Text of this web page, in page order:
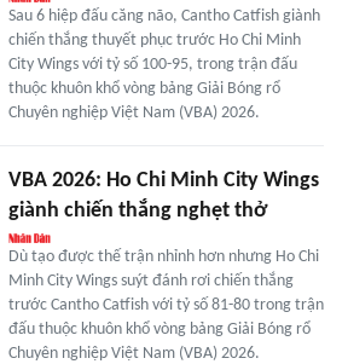
Sau 6 hiệp đấu căng não, Cantho Catfish giành
chiến thắng thuyết phục trước Ho Chi Minh
City Wings với tỷ số 100-95, trong trận đấu
thuộc khuôn khổ vòng bảng Giải Bóng rổ
Chuyên nghiệp Việt Nam (VBA) 2026.
VBA 2026: Ho Chi Minh City Wings
giành chiến thắng nghẹt thở
Dù tạo được thế trận nhỉnh hơn nhưng Ho Chi
Minh City Wings suýt đánh rơi chiến thắng
trước Cantho Catfish với tỷ số 81-80 trong trận
đấu thuộc khuôn khổ vòng bảng Giải Bóng rổ
Chuyên nghiệp Việt Nam (VBA) 2026.